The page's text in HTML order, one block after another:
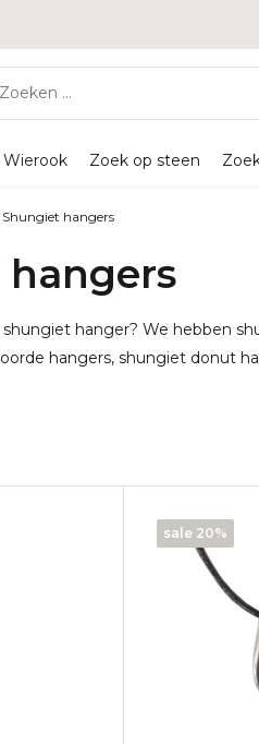
Zoek op steen
Shungiet hangers
hanger? We hebben
hangers, shungiet donut
sale 20%